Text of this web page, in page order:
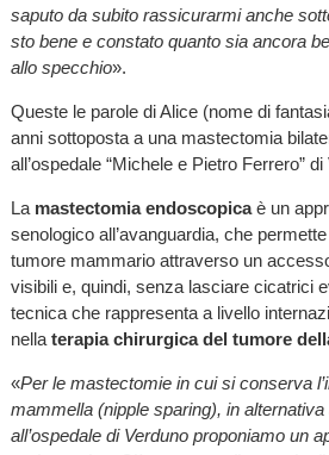
saputo da subito rassicurarmi anche
sto bene e constato quanto sia ancora
allo specchio».
Queste le parole di Alice (nome di
anni sottoposta a una mastectomia
all’ospedale “Michele e Pietro Ferrero”
La mastectomia endoscopicaè un
senologico all’avanguardia, che
tumore mammario attraverso un
visibili e, quindi, senza lasciare cicatrici
tecnica che rappresenta a livello
nella terapia chirurgica del tumore
«Per le mastectomie in cui si conserva
mammella (nipple sparing), in alternativa
all’ospedale di Verduno proponiamo un